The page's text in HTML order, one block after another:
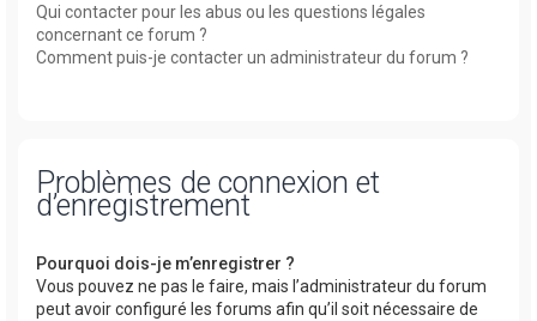
Qui contacter pour les abus ou les questions légales
concernant ce forum ?
Comment puis-je contacter un administrateur du forum ?
Problèmes de connexion et
d’enregistrement
Pourquoi dois-je m’enregistrer ?
Vous pouvez ne pas le faire, mais l’administrateur du forum
peut avoir configuré les forums afin qu’il soit nécessaire de